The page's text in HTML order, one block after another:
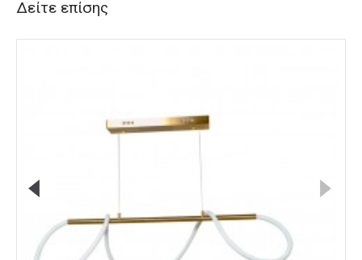
Δείτε επίσης